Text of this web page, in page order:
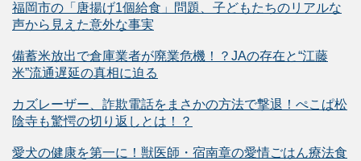
福岡市の「唐揚げ1個給食」問題、子どもたちのリアルな
声から見えた意外な事実
備蓄米放出で倉庫業者が廃業危機！？JAの存在と“江藤
米”流通遅延の真相に迫る
カズレーザー、詐欺電話をまさかの方法で撃退！ぺこぱ松
陰寺も驚愕の切り返しとは！？
愛犬の健康を第一に！獣医師・宿南章の愛情ごはん療法食